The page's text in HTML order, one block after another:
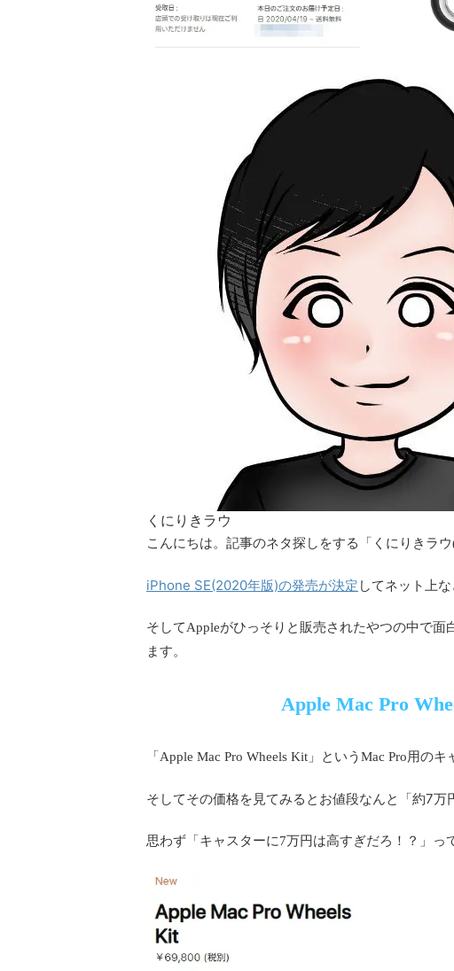
くにりきラウ
こんにちは。記事のネタ探しをする「くにりきラ
iPhone SE(2020年版)の発売が決定 してネット上
そしてAppleがひっそりと販売されたやつの中で
ます。
Apple Mac Pro
「Apple Mac Pro Wheels Kit」というMac Pro用の
そしてその価格を見てみるとお値段なんと「 約7万
思わず「キャスターに7万円は高すぎだろ！？」っ